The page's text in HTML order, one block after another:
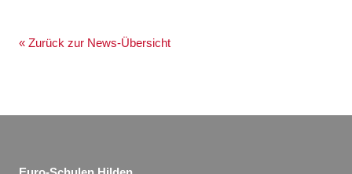
« Zurück zur News-Übersicht